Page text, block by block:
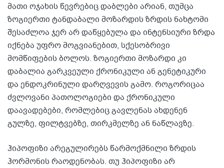
მათი ოჯახის წევრებიც დაბლები არიან, თუმცა
ზოგიერთი ტანდაბალი მოზარდის ზრდის ნახტომი
შესაძლოა ჯერ არ დაწყებულა და ინტენსიური ზრდა
იქნება უფრო მოგვიანებით, სქესობრივი
მომწიფების ბოლოს. ზოგიერთი მოზარდი კი
დაბალია გარკვეული ქრონიკული ან გენეტიკური
და ენდოკრინული დარღვევის გამო. როგორიცაა
ძვლოვანი პათოლოგიები და ქრონიკული
დაავადებები, რომლებიც გავლენას ახდენენ
გულზე, ფილტვებზე, თირკმელზე ან ნაწლავზე.
ჰიპოფიზი არეგულირებს წარმოქმნილი ზრდის
ჰორმონის რაოდენობას. თუ ჰიპოფიზი არ